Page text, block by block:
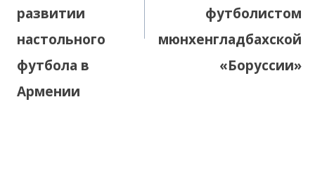
развитии
настольного
футбола в
Армении
футболистом
мюнхенгладбахской
«Боруссии»